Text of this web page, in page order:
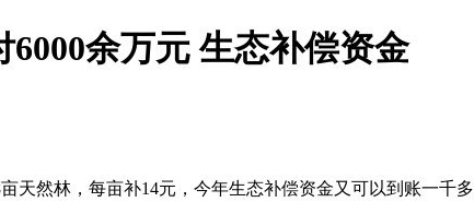
余万元 生态补偿资金
天然林，每亩补14元，今年生态补偿资金又可以到账一千